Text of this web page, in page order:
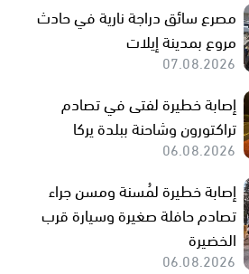
مصرع سائق دراجة نارية في حادث
مروع بمدينة إيلات
07.08.2026
إصابة خطيرة لفتى في تصادم
تراكتورون وشاحنة ببلدة يركا
06.08.2026
إصابة خطيرة لمُسنة ومسن جراء
تصادم حافلة صغيرة وسيارة قرب
الخضيرة
06.08.2026